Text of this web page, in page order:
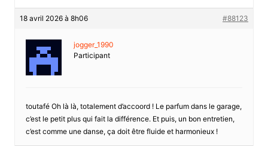
18 avril 2026 à 8h06 #88123
jogger_1990
Participant
toutafé Oh là là, totalement d’accoord ! Le parfum dans le garage,
c’est le petit plus qui fait la différence. Et puis, un bon entretien,
c’est comme une danse, ça doit être fluide et harmonieux !